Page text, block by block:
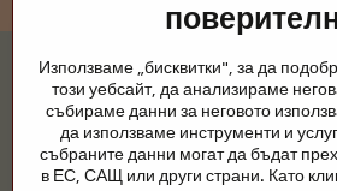
Градински езера и
Използваме „бисквитки", за да
този уебсайт, да анализираме
събираме данни за неговото
да използваме инструменти и
събраните данни могат да бъдат
в ЕС, САЩ или други страни. Като